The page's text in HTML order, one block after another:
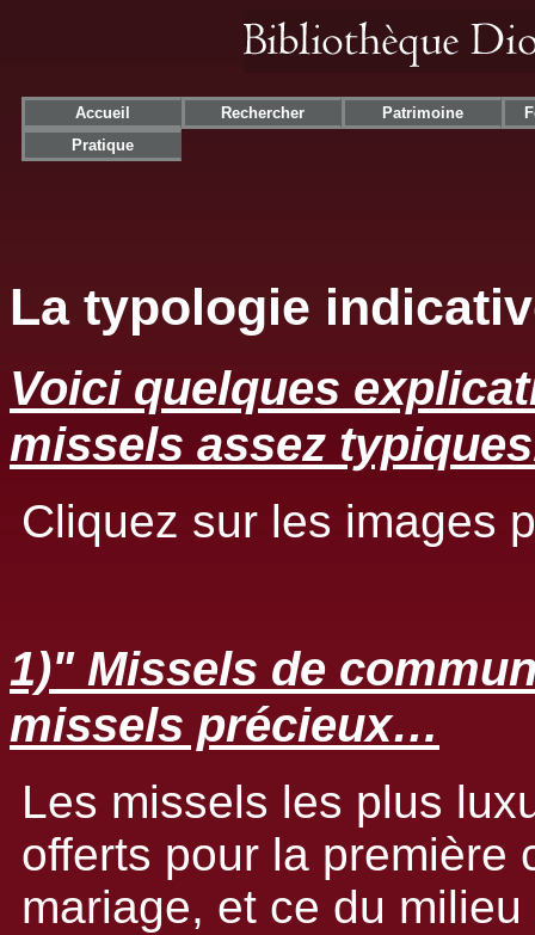
Accueil Rechercher Patrimoine
Pratique
La typologie
Voici quelques
missels assez
Cliquez sur les images
1)" Missels de
missels précieux…
Les missels les plus
offerts pour la première
mariage, et ce du